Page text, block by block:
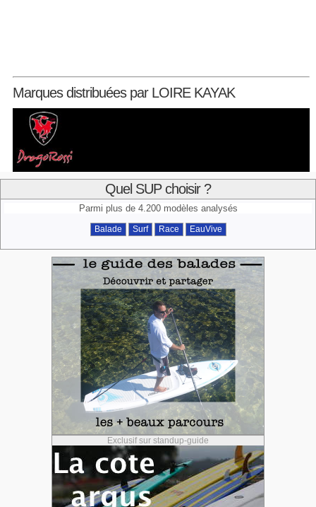
Marques distribuées par LOIRE KAYAK
Quel SUP choisir ?
Parmi plus de 4.200 modèles analysés
Balade Surf Race EauVive
Exclusif sur standup-guide